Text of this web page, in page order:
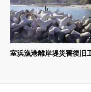
室浜漁港離岸堤災害復旧